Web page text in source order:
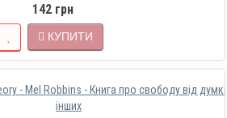
142 грн
КУПИТИ